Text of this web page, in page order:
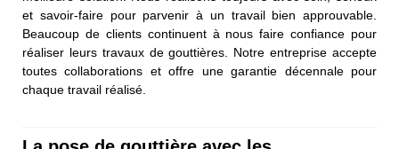
et savoir-faire pour parvenir à un travail bien approuvable.
Beaucoup de clients continuent à nous faire confiance pour
réaliser leurs travaux de gouttières. Notre entreprise accepte
toutes collaborations et offre une garantie décennale pour
chaque travail réalisé.